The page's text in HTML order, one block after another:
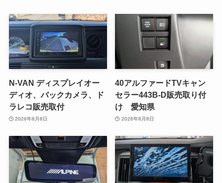
N-VAN ディスプレイオー
ディオ、バックカメラ、ド
ラレコ販売取付
2026年8月8日
40アルファードTVキャン
セラー443B-D販売取り付
け 愛知県
2026年8月8日